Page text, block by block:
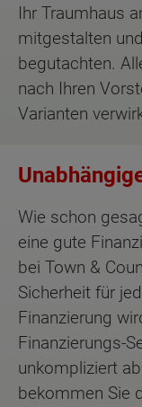
Ihr Traumhaus
mitgestalten
begutachten.
nach Ihren
Varianten
Wie schon
eine gute
bei Town &
Sicherheit für
Finanzierung
Finanzierungs-
unkompliziert
bekommen Sie